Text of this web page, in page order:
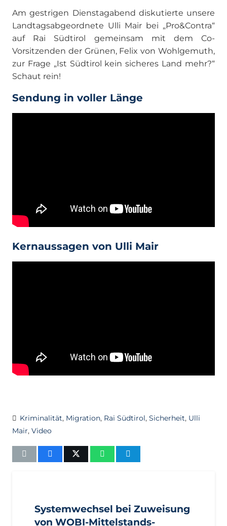
Am gestrigen Dienstagabend diskutierte unsere
Landtagsabgeordnete Ulli Mair bei „Pro&Contra“
auf Rai Südtirol gemeinsam mit dem Co-
Vorsitzenden der Grünen, Felix von Wohlgemuth,
zur Frage „Ist Südtirol kein sicheres Land mehr?“
Schaut rein!
Sendung in voller Länge
Kernaussagen von Ulli Mair
Kriminalität, Migration, Rai Südtirol, Sicherheit, Ulli
Mair, Video
Systemwechsel bei Zuweisung
von WOBI-Mittelstands-